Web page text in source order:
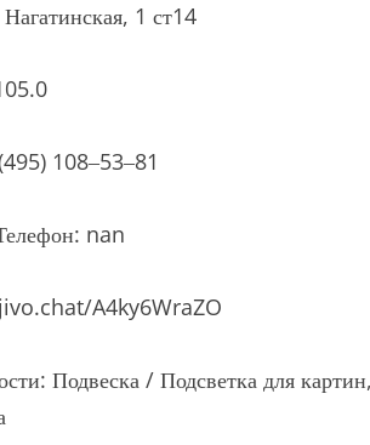
1 ст14
108‒53‒81
nan
A4ky6WraZO
Подвеска / Подсветка для